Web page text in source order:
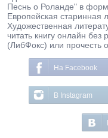
Песнь о Роланде" в
Европейская старинная
Художественная
читать книгу онлайн без
(ЛибФокс) или прочесть
На Facebook
В Instagram